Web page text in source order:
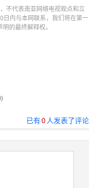
不代表南亚网络电视观点和立
日内与本网联系，我们将在第一
的最终解释权。
已有0 人发表了评论